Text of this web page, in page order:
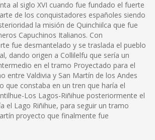
al siglo XVI cuando fue fundado el fuerte
de los conquistadores españoles siendo
la misión de Quinchiilca que fue
Capuchinos Italianos. Con
fue desmantelado y se traslada el pueblo
dando origen a Collilelfu que sería un
en el tramo Proyectado para el
entre Valdivia y San Martín de los Andes
que constaba en un tren que haría el
Los Lagos-Riñihue posteriormente el
el Lago Riñihue, para seguir un tramo
proyecto que finalmente fue